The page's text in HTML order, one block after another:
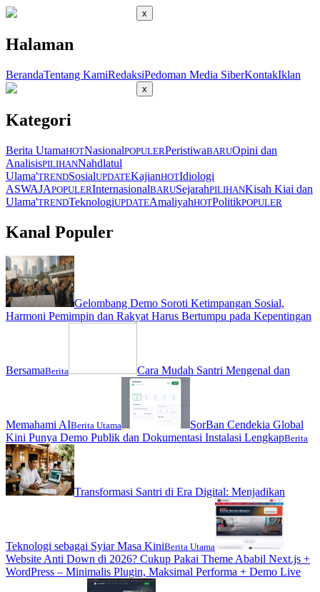
x
Halaman
BerandaTentang KamiRedaksiPedoman Media SiberKontakIklan
x
Kategori
Berita UtamaHOTNasionalPOPULERPeristiwaBARUOpini dan
AnalisisPILIHANNahdlatul
Ulama'TRENDSosialUPDATEKajianHOTIdiologi
ASWAJAPOPULERInternasionalBARUSejarahPILIHANKisah Kiai dan
Ulama'TRENDTeknologiUPDATEAmaliyahHOTPolitikPOPULER
Kanal Populer
Gelombang Demo Soroti Ketimpangan Sosial,
Harmoni Pemimpin dan Rakyat Harus Bertumpu pada Kepentingan
BersamaBerita Cara Mudah Santri Mengenal dan
Memahami AIBerita Utama
SorBan Cendekia Global
Kini Punya Demo Publik dan Dokumentasi Instalasi LengkapBerita
Transformasi Santri di Era Digital: Menjadikan
Teknologi sebagai Syiar Masa KiniBerita Utama
Website Anti Down di 2026? Cukup Pakai Theme Ababil Next.js +
WordPress – Minimalis Plugin, Maksimal Performa + Demo Live